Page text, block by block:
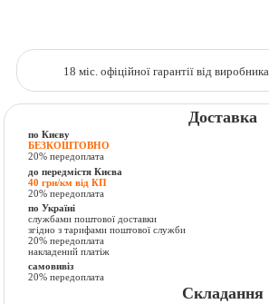
18 міс. офіційної гарантії від виробника
Доставка
по Києву
БЕЗКОШТОВНО
20% передоплата
до передмістя Києва
40 грн/км від КП
20% передоплата
по Україні
службами поштової доставки
згідно з тарифами поштової служби
20% передоплата
накладений платіж
самовивіз
20% передоплата
Складання